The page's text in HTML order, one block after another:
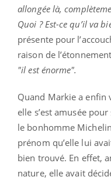
allongée là,
Quoi ? Est-ce qu’il va
présente pour
raison de
"il est énorme".
Quand Markie a enfin
elle s’est amusée
le bonhomme
prénom qu’elle lui
bien trouvé. En effet,
nature, elle avait